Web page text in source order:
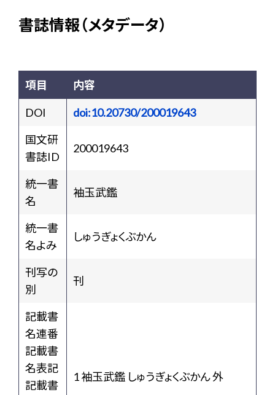
書誌情報（メタデータ）
項目 内容
DOI
doi:10.20730/200019643
国文研
書誌ID
200019643
統一書
名
袖玉武鑑
統一書
名よみ
しゅうぎょくぶかん
刊写の
別
刊
記載書
名連番
記載書
名表記
記載書
1 袖玉武鑑 しゅうぎょくぶかん 外